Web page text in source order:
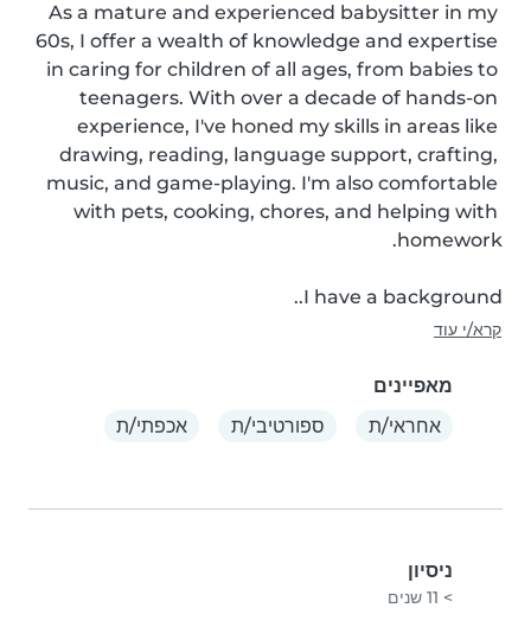
As a mature and experienced babysitter in my
60s, I offer a wealth of knowledge and expertise
in caring for children of all ages, from babies to
teenagers. With over a decade of hands-on
experience, I've honed my skills in areas like
drawing, reading, language support, crafting,
music, and game-playing. I'm also comfortable
with pets, cooking, chores, and helping with
I have a background..
קרא/י עוד
מאפיינים
אחראי/ת
ספורטיבי/ת אכפתי/ת
ניסיון
> 11 שנים